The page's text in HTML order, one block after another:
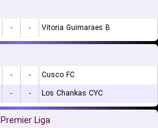
- - Vitoria Guimaraes B
- -
Cusco FC
- - Los Chankas CYC
Premier Liga